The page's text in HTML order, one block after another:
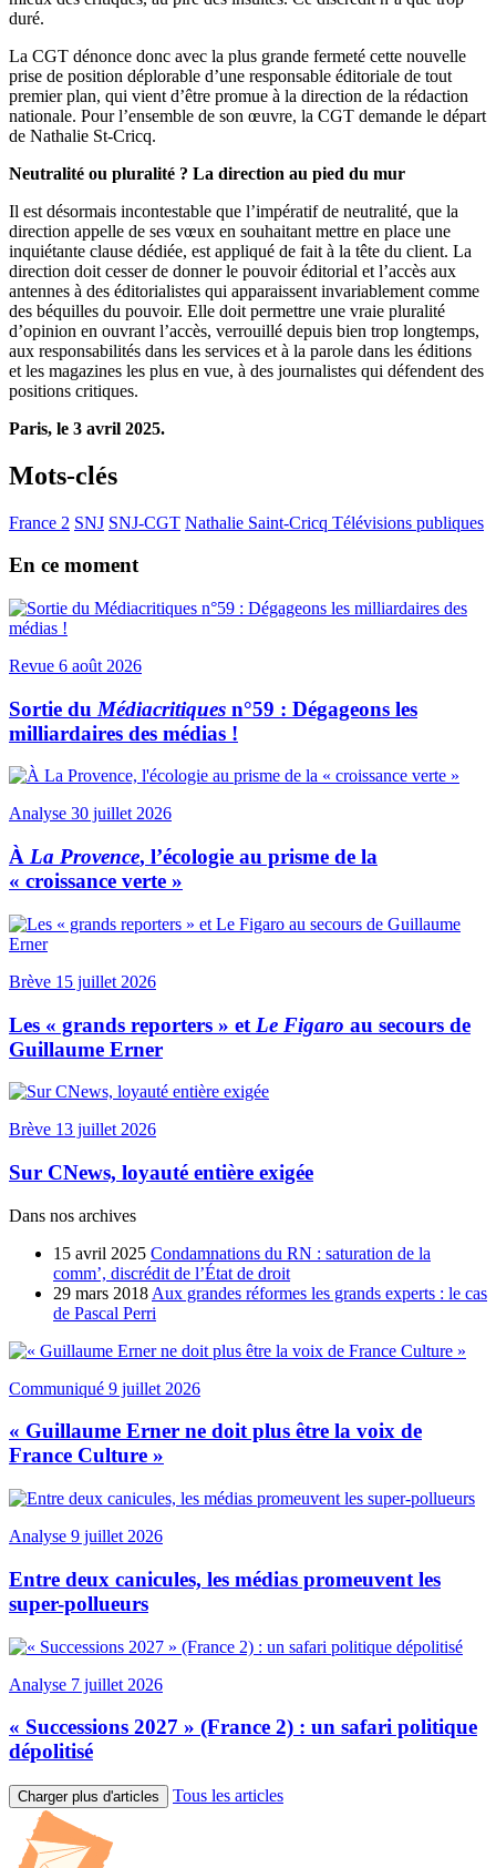
duré.
La CGT dénonce donc avec la plus grande fermeté cette nouvelle
prise de position déplorable d’une responsable éditoriale de tout
premier plan, qui vient d’être promue à la direction de la rédaction
nationale. Pour l’ensemble de son œuvre, la CGT demande le départ
de Nathalie St-Cricq.
Neutralité ou pluralité ? La direction au pied du mur
Il est désormais incontestable que l’impératif de neutralité, que la
direction appelle de ses vœux en souhaitant mettre en place une
inquiétante clause dédiée, est appliqué de fait à la tête du client. La
direction doit cesser de donner le pouvoir éditorial et l’accès aux
antennes à des éditorialistes qui apparaissent invariablement comme
des béquilles du pouvoir. Elle doit permettre une vraie pluralité
d’opinion en ouvrant l’accès, verrouillé depuis bien trop longtemps,
aux responsabilités dans les services et à la parole dans les éditions
et les magazines les plus en vue, à des journalistes qui défendent des
positions critiques.
Paris, le 3 avril 2025.
Mots-clés
France 2 SNJ SNJ-CGT Nathalie Saint-Cricq Télévisions publiques
En ce moment
Revue 6 août 2026
Sortie du Médiacritiques n°59 : Dégageons les
milliardaires des médias !
Analyse 30 juillet 2026
À La Provence, l’écologie au prisme de la
« croissance verte »
Brève 15 juillet 2026
Les « grands reporters » et Le Figaro au secours de
Guillaume Erner
Brève 13 juillet 2026
Sur CNews, loyauté entière exigée
Dans nos archives
15 avril 2025 Condamnations du RN : saturation de la
comm’, discrédit de l’État de droit
29 mars 2018 Aux grandes réformes les grands experts : le cas
de Pascal Perri
Communiqué 9 juillet 2026
« Guillaume Erner ne doit plus être la voix de
France Culture »
Analyse 9 juillet 2026
Entre deux canicules, les médias promeuvent les
super-pollueurs
Analyse 7 juillet 2026
« Successions 2027 » (France 2) : un safari politique
dépolitisé
Charger plus d'articles Tous les articles